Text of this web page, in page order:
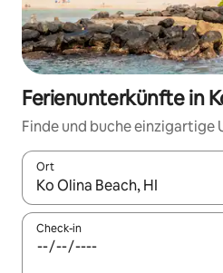
Ferienunterkünfte in
Finde und buche
Ort
Wenn Ergebnisse verfügbar
Check-in